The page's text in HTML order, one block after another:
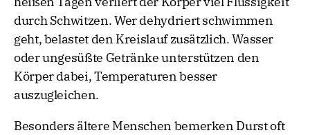
durch Schwitzen. Wer dehydriert schwimmen
geht, belastet den Kreislauf zusätzlich. Wasser
oder ungesüßte Getränke unterstützen den
Körper dabei, Temperaturen besser
auszugleichen.
Besonders ältere Menschen bemerken Durst oft